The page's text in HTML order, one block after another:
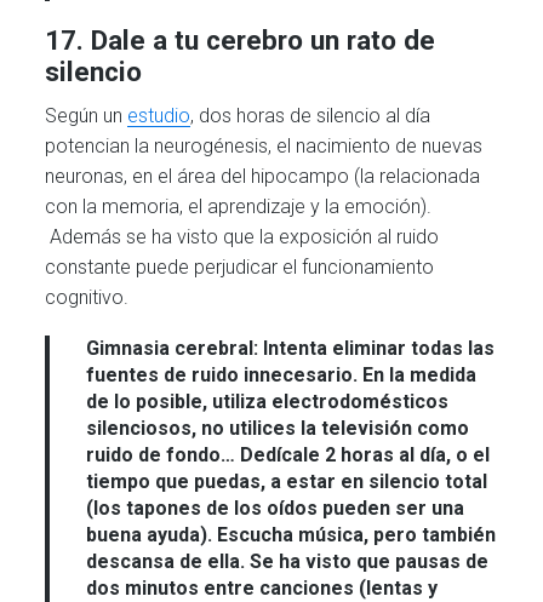
17. Dale a tu cerebro un rato de
silencio
Según un estudio, dos horas de silencio al día
potencian la neurogénesis, el nacimiento de nuevas
neuronas, en el área del hipocampo (la relacionada
con la memoria, el aprendizaje y la emoción).
Además se ha visto que la exposición al ruido
constante puede perjudicar el funcionamiento
cognitivo.
Gimnasia cerebral: Intenta eliminar todas las
fuentes de ruido innecesario. En la medida
de lo posible, utiliza electrodomésticos
silenciosos, no utilices la televisión como
ruido de fondo… Dedícale 2 horas al día, o el
tiempo que puedas, a estar en silencio total
(los tapones de los oídos pueden ser una
buena ayuda). Escucha música, pero también
descansa de ella. Se ha visto que pausas de
dos minutos entre canciones (lentas y